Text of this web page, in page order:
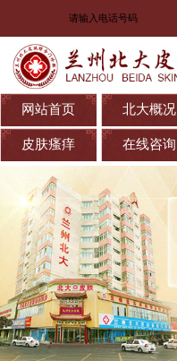
网站首页 北大概况
皮肤瘙痒 在线咨询